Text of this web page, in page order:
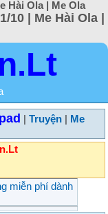
Hài Ola | Me Ola
| Me Hài Ola |
Truyện
Me
miễn phí dành